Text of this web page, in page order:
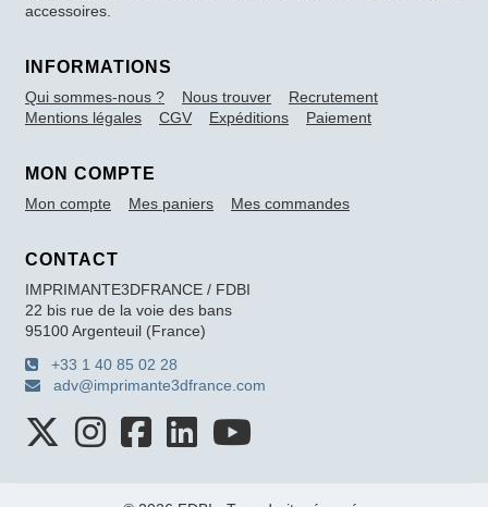
accessoires.
INFORMATIONS
Qui sommes-nous ? Nous trouver
Recrutement
Mentions légales
CGV Expéditions Paiement
MON COMPTE
Mon compte Mes paniers Mes commandes
CONTACT
IMPRIMANTE3DFRANCE / FDBI
22 bis rue de la voie des bans
95100 Argenteuil (France)
+33 1 40 85 02 28
adv@imprimante3dfrance.com